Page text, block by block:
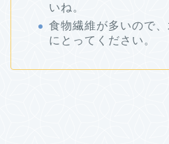
いね。
食物繊維が多いので
にとってください。